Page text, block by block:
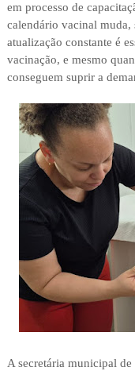
em processo de
calendário vacinal muda,
atualização constante é
vacinação, e mesmo
conseguem suprir a
A secretária municipal de